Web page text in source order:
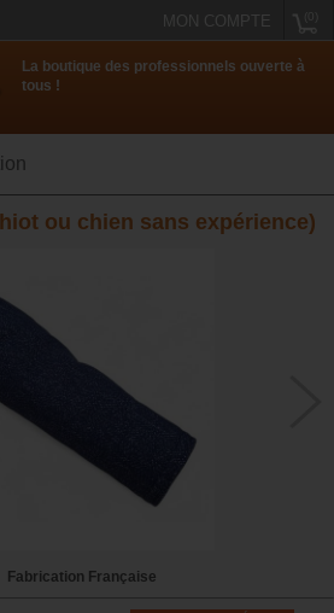
MON COMPTE
La boutique des professionnels ouverte à
tous !
ou chien sans expérience)
Fabrication Française